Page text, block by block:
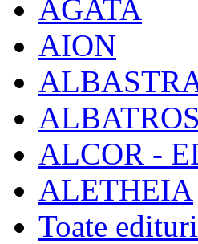
AGATA
AION
ALBATROS
ALCOR -
ALETHEIA
Toate